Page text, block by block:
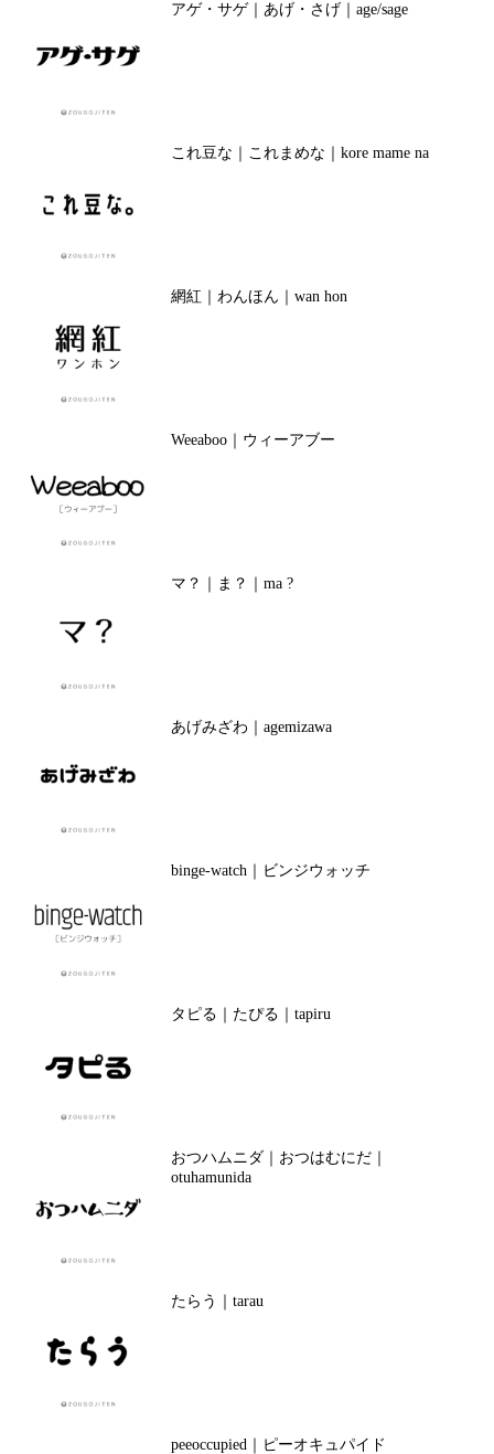
アゲ・サゲ｜あげ・さげ｜age/sage
これ豆な｜これまめな｜kore mame na
網紅｜わんほん｜wan hon
Weeaboo｜ウィーアブー
マ？｜ま？｜ma ?
あげみざわ｜agemizawa
binge-watch｜ビンジウォッチ
タピる｜たぴる｜tapiru
おつハムニダ｜おつはむにだ｜
otuhamunida
たらう｜tarau
peeoccupied｜ピーオキュパイド